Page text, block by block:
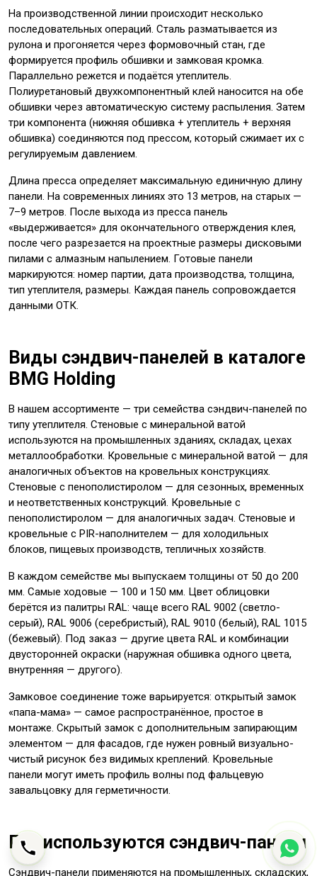
На производственной линии происходит несколько
последовательных операций. Сталь разматывается из
рулона и прогоняется через формовочный стан, где
формируется профиль обшивки и замковая кромка.
Параллельно режется и подаётся утеплитель.
Полиуретановый двухкомпонентный клей наносится на обе
обшивки через автоматическую систему распыления. Затем
три компонента (нижняя обшивка + утеплитель + верхняя
обшивка) соединяются под прессом, который сжимает их с
регулируемым давлением.
Длина пресса определяет максимальную единичную длину
панели. На современных линиях это 13 метров, на старых —
7–9 метров. После выхода из пресса панель
«выдерживается» для окончательного отверждения клея,
после чего разрезается на проектные размеры дисковыми
пилами с алмазным напылением. Готовые панели
маркируются: номер партии, дата производства, толщина,
тип утеплителя, размеры. Каждая панель сопровождается
данными ОТК.
Виды сэндвич-панелей в каталоге
BMG Holding
В нашем ассортименте — три семейства сэндвич-панелей по
типу утеплителя. Стеновые с минеральной ватой
используются на промышленных зданиях, складах, цехах
металлообработки. Кровельные с минеральной ватой — для
аналогичных объектов на кровельных конструкциях.
Стеновые с пенополистиролом — для сезонных, временных
и неответственных конструкций. Кровельные с
пенополистиролом — для аналогичных задач. Стеновые и
кровельные с PIR-наполнителем — для холодильных
блоков, пищевых производств, тепличных хозяйств.
В каждом семействе мы выпускаем толщины от 50 до 200
мм. Самые ходовые — 100 и 150 мм. Цвет облицовки
берётся из палитры RAL: чаще всего RAL 9002 (светло-
серый), RAL 9006 (серебристый), RAL 9010 (белый), RAL 1015
(бежевый). Под заказ — другие цвета RAL и комбинации
двусторонней окраски (наружная обшивка одного цвета,
внутренняя — другого).
Замковое соединение тоже варьируется: открытый замок
«папа-мама» — самое распространённое, простое в
монтаже. Скрытый замок с дополнительным запирающим
элементом — для фасадов, где нужен ровный визуально-
чистый рисунок без видимых креплений. Кровельные
панели могут иметь профиль волны под фальцевую
завальцовку для герметичности.
Где используются сэндвич-панели
Сэндвич-панели применяются на промышленных, складских,